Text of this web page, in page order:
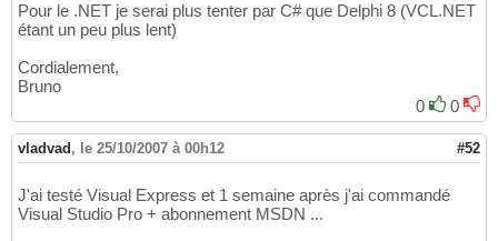
Pour le .NET je serai plus tenter par C# que Delphi 8 (VCL.NET
étant un peu plus lent)
Cordialement,
Bruno
0
0
vladvad , le 25/10/2007 à 00h12 #52
J'ai testé Visual Express et 1 semaine après j'ai commandé
Visual Studio Pro + abonnement MSDN ...